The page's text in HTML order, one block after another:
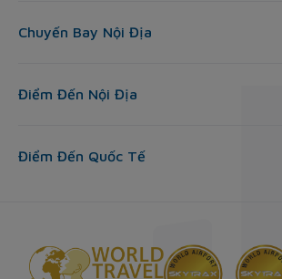
Chuyến Bay Nội Địa
Điểm Đến Nội Địa
Điểm Đến Quốc Tế